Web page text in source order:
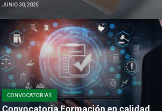
JUNIO 30, 2025
CONVOCATORIAS
Convocatoria Formación en calidad